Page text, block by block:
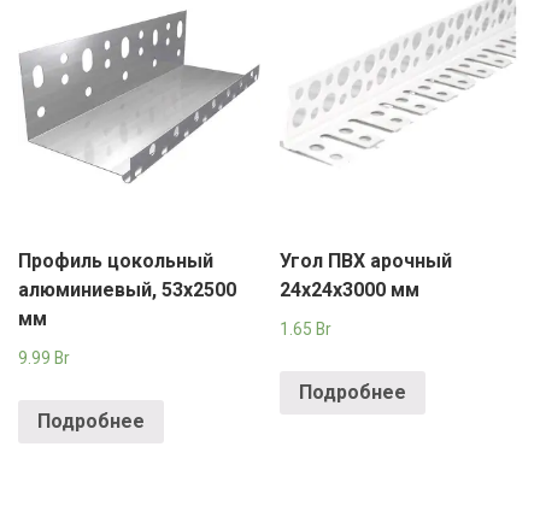
Профиль цокольный
алюминиевый, 53х2500
мм
9.99 Br
Подробнее
Угол ПВХ арочный
24х24х3000 мм
1.65 Br
Подробнее